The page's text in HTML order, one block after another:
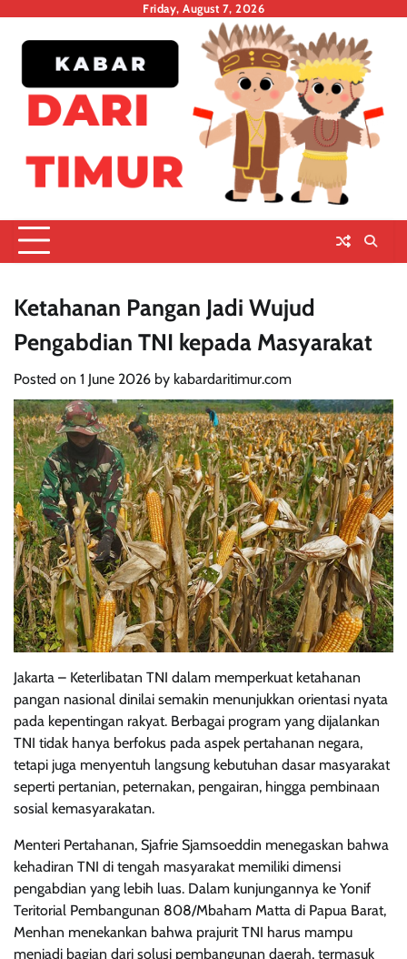
Friday, August 7, 2026
Ketahanan Pangan Jadi Wujud
Pengabdian TNI kepada Masyarakat
Posted on 1 June 2026 by kabardaritimur.com
Jakarta – Keterlibatan TNI dalam memperkuat ketahanan
pangan nasional dinilai semakin menunjukkan orientasi nyata
pada kepentingan rakyat. Berbagai program yang dijalankan
TNI tidak hanya berfokus pada aspek pertahanan negara,
tetapi juga menyentuh langsung kebutuhan dasar masyarakat
seperti pertanian, peternakan, pengairan, hingga pembinaan
sosial kemasyarakatan.
Menteri Pertahanan, Sjafrie Sjamsoeddin menegaskan bahwa
kehadiran TNI di tengah masyarakat memiliki dimensi
pengabdian yang lebih luas. Dalam kunjungannya ke Yonif
Teritorial Pembangunan 808/Mbaham Matta di Papua Barat,
Menhan menekankan bahwa prajurit TNI harus mampu
menjadi bagian dari solusi pembangunan daerah, termasuk